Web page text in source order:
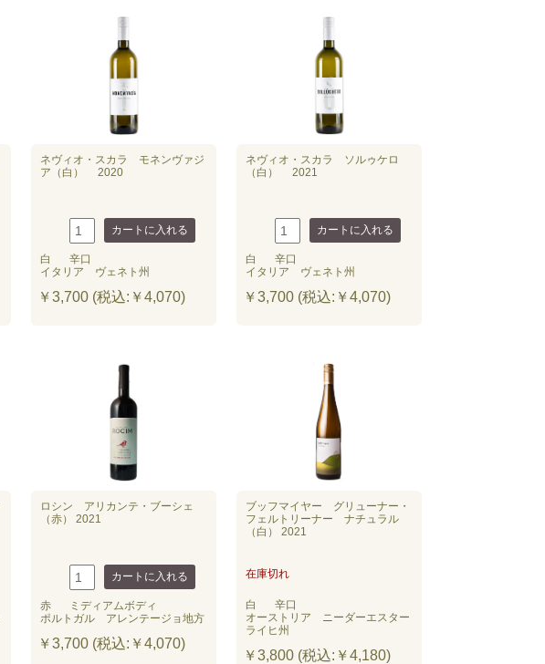
ネヴィオ・スカラ モネンヴァジ
ア（白） 2020
白
辛口
イタリア ヴェネト州
￥3,700 (税込:￥4,070)
ネヴィオ・スカラ ソルゥケロ
（白） 2021
白
辛口
イタリア ヴェネト州
￥3,700 (税込:￥4,070)
ロシン アリカンテ・ブーシェ
（赤） 2021
赤
ミディアムボディ
ポルトガル アレンテージョ地方
￥3,700 (税込:￥4,070)
ブッフマイヤー グリューナー・
フェルトリーナー ナチュラル
（白） 2021
在庫切れ
白
辛口
オーストリア ニーダーエスター
ライヒ州
￥3,800 (税込:￥4,180)